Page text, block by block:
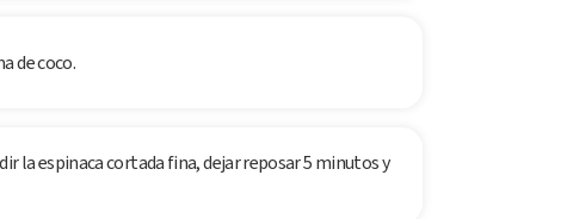
de coco.
la espinaca cortada fina, dejar reposar 5 minutos y